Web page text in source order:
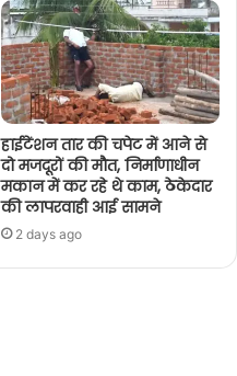
हाईटेंशन तार की चपेट में आने से
दो मजदूरों की मौत, निर्माणाधीन
मकान में कर रहे थे काम, ठेकेदार
की लापरवाही आई सामने
2 days ago